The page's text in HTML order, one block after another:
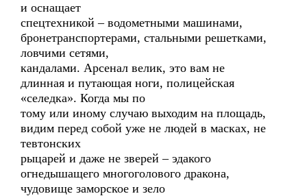
и оснащает
спецтехникой – водометными машинами,
бронетранспортерами, стальными решетками,
ловчими сетями,
кандалами. Арсенал велик, это вам не
длинная и путающая ноги, полицейская
«селедка». Когда мы по
тому или иному случаю выходим на площадь,
видим перед собой уже не людей в масках, не
тевтонских
рыцарей и даже не зверей – эдакого
огнедышащего многоголового дракона,
чудовище заморское и зело